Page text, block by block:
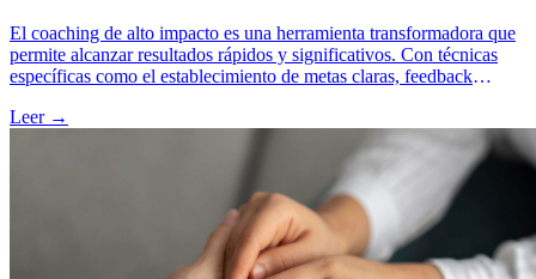
El coaching de alto impacto es una herramienta transformadora que
permite alcanzar resultados rápidos y significativos. Con técnicas
específicas como el establecimiento de metas claras, feedback
Leer →